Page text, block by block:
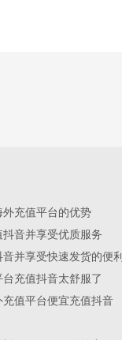
外充值平台的优势
抖音并享受优质服务
音并享受快速发货的便利
台充值抖音太舒服了
充值平台便宜充值抖音